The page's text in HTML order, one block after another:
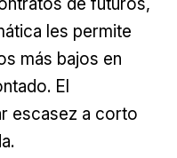
les permite
más bajos en
El
escasez a corto